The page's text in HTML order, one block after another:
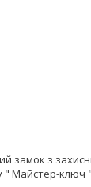
замок з
" Майстер-